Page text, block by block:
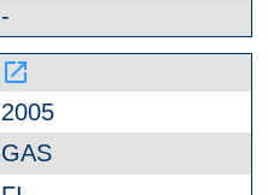
-
launch
2005
GAS